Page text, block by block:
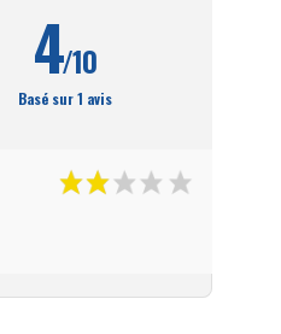
4/10
Basé sur 1 avis